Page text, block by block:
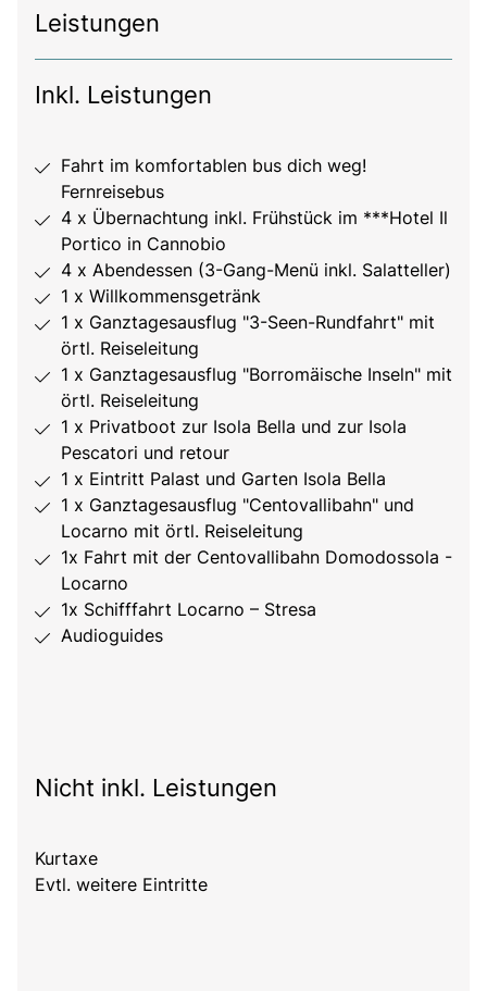
Leistungen
Inkl. Leistungen
Fahrt im komfortablen bus dich weg!
Fernreisebus
4 x Übernachtung inkl. Frühstück im ***Hotel Il
Portico in Cannobio
4 x Abendessen (3-Gang-Menü inkl. Salatteller)
1 x Willkommensgetränk
1 x Ganztagesausflug "3-Seen-Rundfahrt" mit
örtl. Reiseleitung
1 x Ganztagesausflug "Borromäische Inseln" mit
örtl. Reiseleitung
1 x Privatboot zur Isola Bella und zur Isola
Pescatori und retour
1 x Eintritt Palast und Garten Isola Bella
1 x Ganztagesausflug "Centovallibahn" und
Locarno mit örtl. Reiseleitung
1x Fahrt mit der Centovallibahn Domodossola -
Locarno
1x Schifffahrt Locarno – Stresa
Audioguides
Nicht inkl. Leistungen
Kurtaxe
Evtl. weitere Eintritte